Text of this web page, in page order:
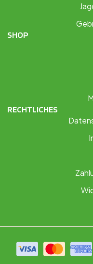
SHOP
RECHTLICHES